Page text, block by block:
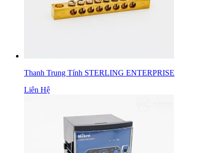
Thanh Trung Tính STERLING ENTERPRISE
Liên Hệ